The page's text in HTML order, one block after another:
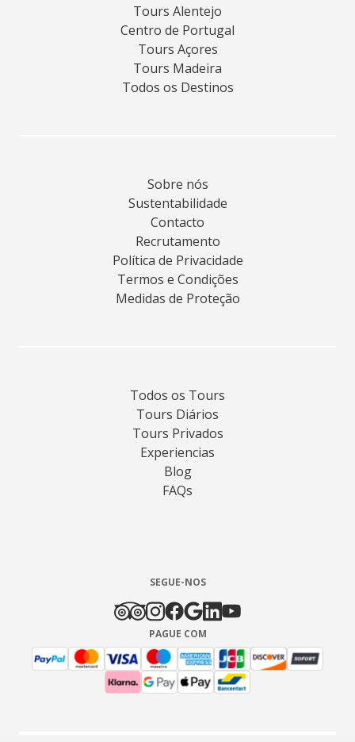
Tours Alentejo
Centro de Portugal
Tours Açores
Tours Madeira
Todos os Destinos
Sobre nós
Sustentabilidade
Contacto
Recrutamento
Política de Privacidade
Termos e Condições
Medidas de Proteção
Todos os Tours
Tours Diários
Tours Privados
Experiencias
Blog
FAQs
SEGUE-NOS
PAGUE COM